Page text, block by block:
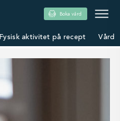
Boka vård
Fysisk aktivitet på recept Vård